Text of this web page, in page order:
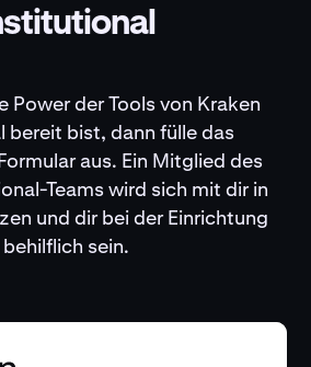
Power der Tools von Kraken
bereit bist, dann fülle das
aus. Ein Mitglied des
Teams wird sich mit dir in
und dir bei der Einrichtung
behilflich sein.